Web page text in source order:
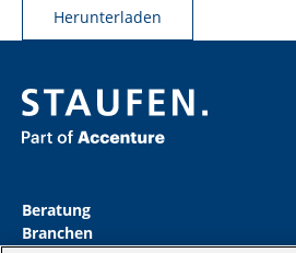
Herunterladen
Beratung
Branchen